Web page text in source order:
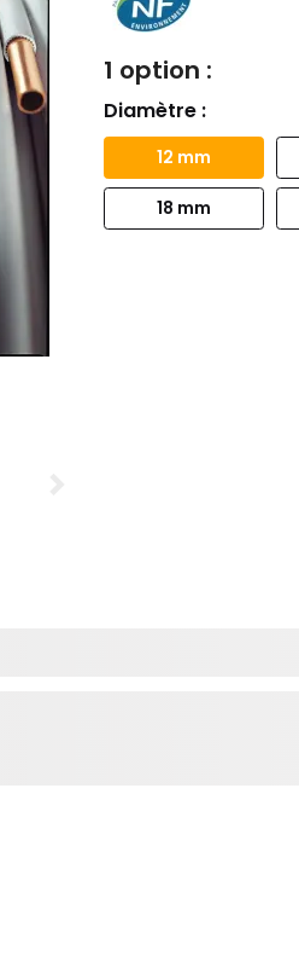
1 option :
Diamètre :
12 mm
18 mm